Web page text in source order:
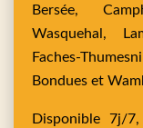
Bersée,
Wasquehal,
Faches-
Bondues et
Disponible 7j/